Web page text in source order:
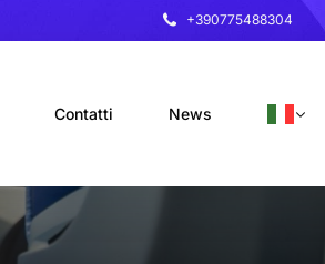
+390775488304
Contatti News